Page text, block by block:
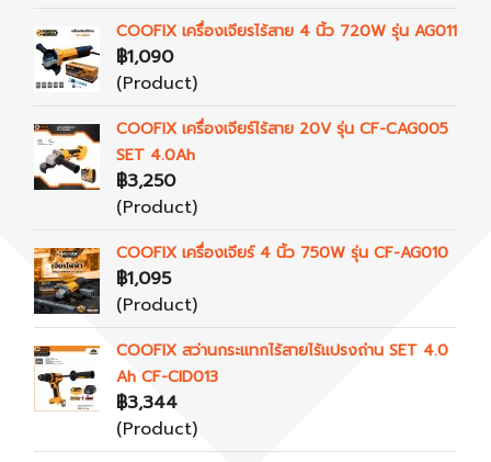
COOFIX เครื่องเจียรไร้สาย 4 นิ้ว 720W รุ่น AG011
฿1,090
(Product)
COOFIX เครื่องเจียร์ไร้สาย 20V รุ่น CF-CAG005
SET 4.0Ah
฿3,250
(Product)
COOFIX เครื่องเจียร์ 4 นิ้ว 750W รุ่น CF-AG010
฿1,095
(Product)
COOFIX สว่านกระแทกไร้สายไร้แปรงถ่าน SET 4.0
Ah CF-CID013
฿3,344
(Product)